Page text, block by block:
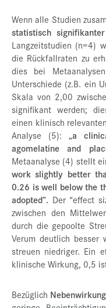
Wenn alle Studien
statistisch
Langzeitstudien (n=4)
die Rückfallraten zu
dies bei
Unterschiede (z.B. ein
Skala von 2,00
signifikant werden;
einen klinisch
Analyse (5): „a
agomelatine and
Metaanalyse (4) stellt
work slightly better
0.26 is well below the
adopted”. Der “effect
zwischen den
durch die gepoolte
Verum deutlich
streuen niedriger. Ein
klinische Wirkung, 0,5
Bezüglich